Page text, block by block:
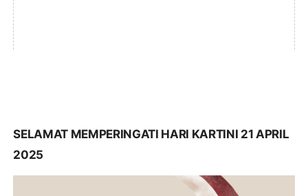
SELAMAT MEMPERINGATI HARI KARTINI 21 APRIL
2025